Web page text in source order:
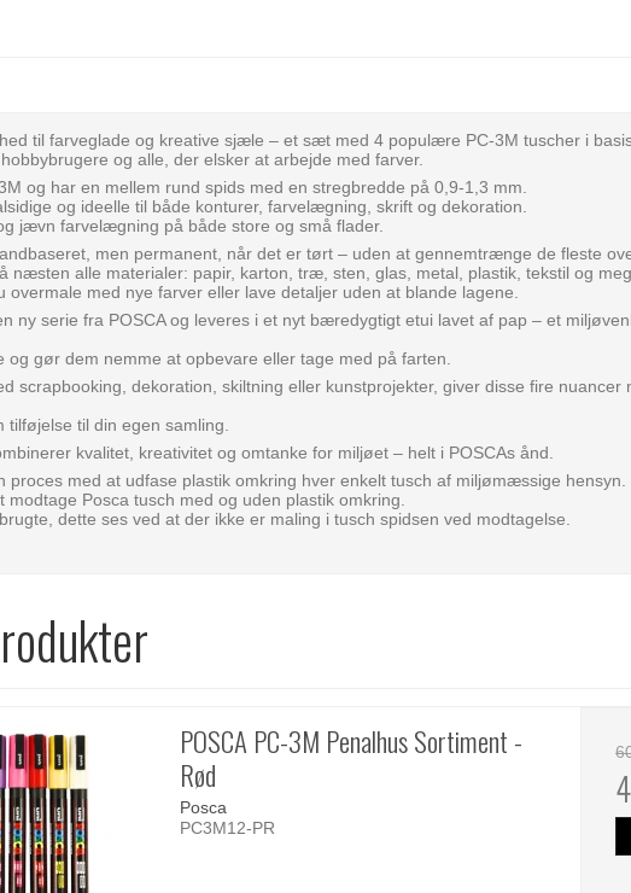
til farveglade og kreative sjæle – et sæt med 4 populære PC-3M tuscher i
og alle, der elsker at arbejde med farver.
og har en mellem rund spids med en stregbredde på 0,9-1,3 mm.
og ideelle til både konturer, farvelægning, skrift og dekoration.
jævn farvelægning på både store og små flader.
men permanent, når det er tørt – uden at gennemtrænge de fleste
næsten alle materialer: papir, karton, træ, sten, glas, metal, plastik, tekstil og
overmale med nye farver eller lave detaljer uden at blande lagene.
ny serie fra POSCA og leveres i et nyt bæredygtigt etui lavet af pap – et
gør dem nemme at opbevare eller tage med på farten.
scrapbooking, dekoration, skiltning eller kunstprojekter, giver disse fire nuancer
tilføjelse til din egen samling.
kvalitet, kreativitet og omtanke for miljøet – helt i POSCAs ånd.
proces med at udfase plastik omkring hver enkelt tusch af miljømæssige hensyn.
modtage Posca tusch med og uden plastik omkring.
dette ses ved at der ikke er maling i tusch spidsen ved modtagelse.
POSCA PC-3M Penalhus Sortiment -
Rød
Posca
PC3M12-PR